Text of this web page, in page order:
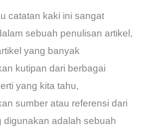
catatan kaki ini sangat
sebuah penulisan artikel,
yang banyak
kutipan dari berbagai
yang kita tahu,
sumber atau referensi dari
digunakan adalah sebuah